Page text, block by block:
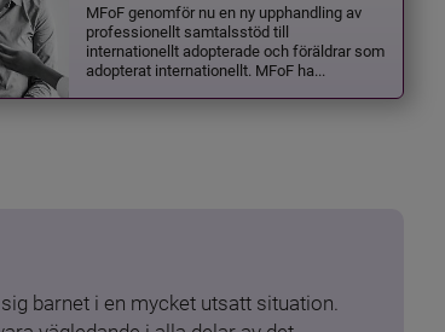
MFoF genomför nu en ny upphandling av
professionellt samtalsstöd till
internationellt adopterade och föräldrar som
adopterat internationellt. MFoF ha...
barnet i en mycket utsatt situation.